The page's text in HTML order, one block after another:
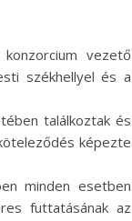
vezető
székhellyel és a
találkoztak és
képezte
minden esetben
futtatásának az